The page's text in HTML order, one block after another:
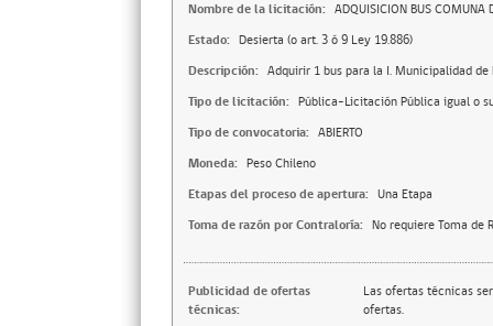
Nombre de la licitación: ADQUISICION BUS COMUNA
Estado: Desierta (o art. 3 ó 9 Ley 19.886)
Descripción: Adquirir 1 bus para la I. Municipalidad de
Tipo de licitación: Pública-Licitación Pública igual o
Tipo de convocatoria: ABIERTO
Moneda: Peso Chileno
Etapas del proceso de apertura: Una Etapa
Toma de razón por Contraloría: No requiere Toma de
Publicidad de ofertas
técnicas:
Las ofertas técnicas
ofertas.